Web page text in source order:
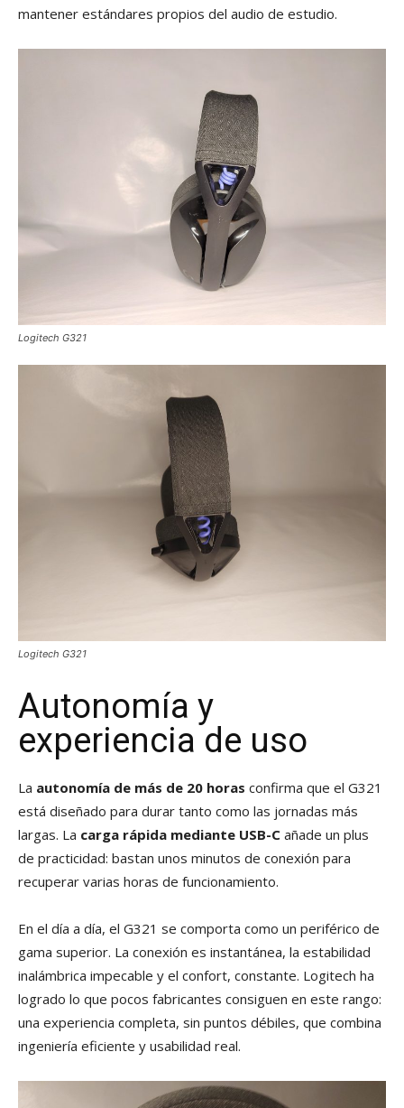
mantener estándares propios del audio de estudio.
Logitech G321
Logitech G321
Autonomía y
experiencia de uso
La autonomía de más de 20 horas confirma que el G321
está diseñado para durar tanto como las jornadas más
largas. La carga rápida mediante USB-C añade un plus
de practicidad: bastan unos minutos de conexión para
recuperar varias horas de funcionamiento.
En el día a día, el G321 se comporta como un periférico de
gama superior. La conexión es instantánea, la estabilidad
inalámbrica impecable y el confort, constante. Logitech ha
logrado lo que pocos fabricantes consiguen en este rango:
una experiencia completa, sin puntos débiles, que combina
ingeniería eficiente y usabilidad real.